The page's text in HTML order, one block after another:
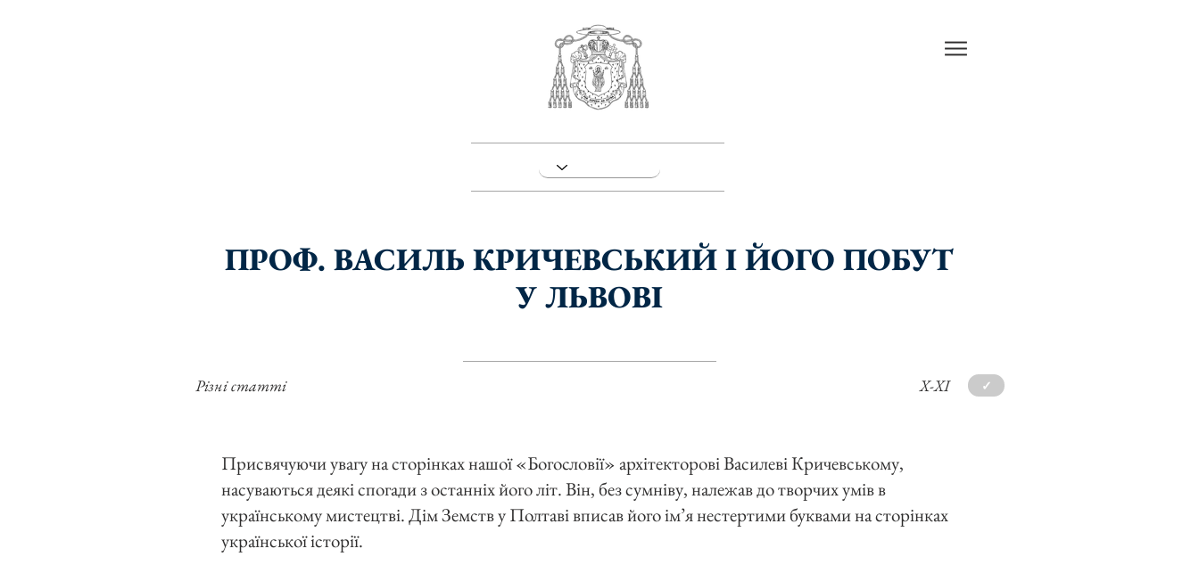
ПРОФ. ВАСИЛЬ КРИЧЕВСЬКИЙ І ЙОГО ПОБУТ
У ЛЬВОВІ
Різні статті X-XI ✓
Присвячуючи увагу на сторінках нашої «Богословії» архітекторові Василеві Кричевському,
насуваються деякі спогади з останніх його літ. Він, без сумніву, належав до творчих умів в
українському мистецтві. Дім Земств у Полтаві вписав його ім’я нестертими буквами на сторінках
української історії.